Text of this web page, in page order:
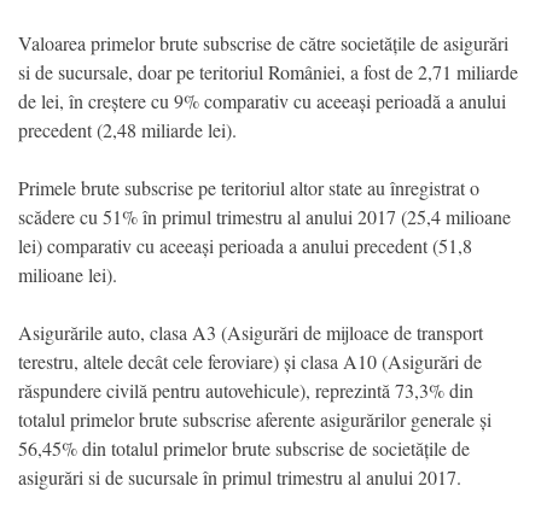
Valoarea primelor brute subscrise de către societățile de asigurări
si de sucursale, doar pe teritoriul României, a fost de 2,71 miliarde
de lei, în creștere cu 9% comparativ cu aceeași perioadă a anului
precedent (2,48 miliarde lei).
Primele brute subscrise pe teritoriul altor state au înregistrat o
scădere cu 51% în primul trimestru al anului 2017 (25,4 milioane
lei) comparativ cu aceeași perioada a anului precedent (51,8
milioane lei).
Asigurările auto, clasa A3 (Asigurări de mijloace de transport
terestru, altele decât cele feroviare) și clasa A10 (Asigurări de
răspundere civilă pentru autovehicule), reprezintă 73,3% din
totalul primelor brute subscrise aferente asigurărilor generale și
56,45% din totalul primelor brute subscrise de societățile de
asigurări si de sucursale în primul trimestru al anului 2017.